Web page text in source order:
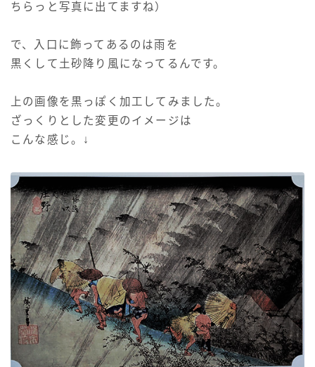
ちらっと写真に出てますね）
で、入口に飾ってあるのは雨を
黒くして土砂降り風になってるんです。
上の画像を黒っぽく加工してみました。
ざっくりとした変更のイメージは
こんな感じ。↓